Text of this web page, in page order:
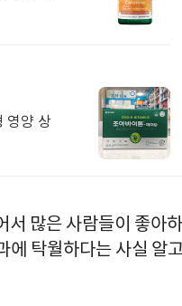
영양 상
서 많은 사람들이 좋아하
에 탁월하다는 사실 알